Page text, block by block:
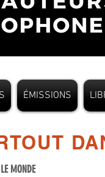
ÉMISSIONS
MONDE